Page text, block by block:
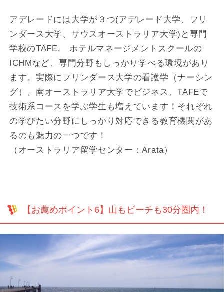
アデレードには大学が３つ(アデレード大学、フリ
ンダース大学、サウスオーストラリア大学)と専門
学校のTAFE, ホテルマネージメントスクールの
ICHMなど、専門分野もしっかり学べる環境があり
ます。実際にフリンダース大学の看護学（ナーシン
グ）、南オーストラリア大学でビジネス、TAFEで
技術系コースを学ぶ学生も増えています！それぞれ
の学びたい分野にしっかり対応できる教育機関があ
るのも魅力の一つです！
（オーストラリア留学センター：Arata）
【お薦めポイント6】山もビーチも30分圏内！